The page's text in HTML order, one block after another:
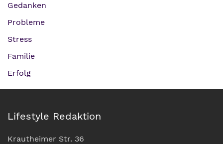
Gedanken
Probleme
Stress
Familie
Erfolg
Lifestyle Redaktion
Krautheimer Str. 36